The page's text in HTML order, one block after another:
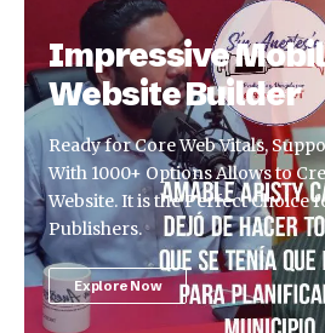
Impressive
Website Builder
Ready for Core Web Vitals,
With 1000+ Options Allows to
Website. It is the Perfect Choice
Publishers.
Explore Now